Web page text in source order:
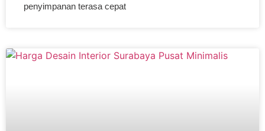
penyimpanan terasa cepat